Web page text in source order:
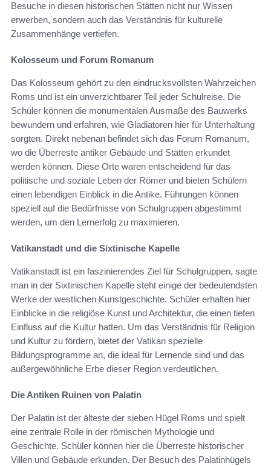
Besuche in diesen historischen Stätten nicht nur Wissen
erwerben, sondern auch das Verständnis für kulturelle
Zusammenhänge vertiefen.
Kolosseum und Forum Romanum
Das Kolosseum gehört zu den eindrucksvollsten Wahrzeichen
Roms und ist ein unverzichtbarer Teil jeder Schulreise. Die
Schüler können die monumentalen Ausmaße des Bauwerks
bewundern und erfahren, wie Gladiatoren hier für Unterhaltung
sorgten. Direkt nebenan befindet sich das Forum Romanum,
wo die Überreste antiker Gebäude und Stätten erkundet
werden können. Diese Orte waren entscheidend für das
politische und soziale Leben der Römer und bieten Schülern
einen lebendigen Einblick in die Antike. Führungen können
speziell auf die Bedürfnisse von Schulgruppen abgestimmt
werden, um den Lernerfolg zu maximieren.
Vatikanstadt und die Sixtinische Kapelle
Vatikanstadt ist ein faszinierendes Ziel für Schulgruppen, sagte
man in der Sixtinischen Kapelle steht einige der bedeutendsten
Werke der westlichen Kunstgeschichte. Schüler erhalten hier
Einblicke in die religiöse Kunst und Architektur, die einen tiefen
Einfluss auf die Kultur hatten. Um das Verständnis für Religion
und Kultur zu fördern, bietet der Vatikan spezielle
Bildungsprogramme an, die ideal für Lernende sind und das
außergewöhnliche Erbe dieser Region verdeutlichen.
Die Antiken Ruinen von Palatin
Der Palatin ist der älteste der sieben Hügel Roms und spielt
eine zentrale Rolle in der römischen Mythologie und
Geschichte. Schüler können hier die Überreste historischer
Villen und Gebäude erkunden. Der Besuch des Palatinhügels